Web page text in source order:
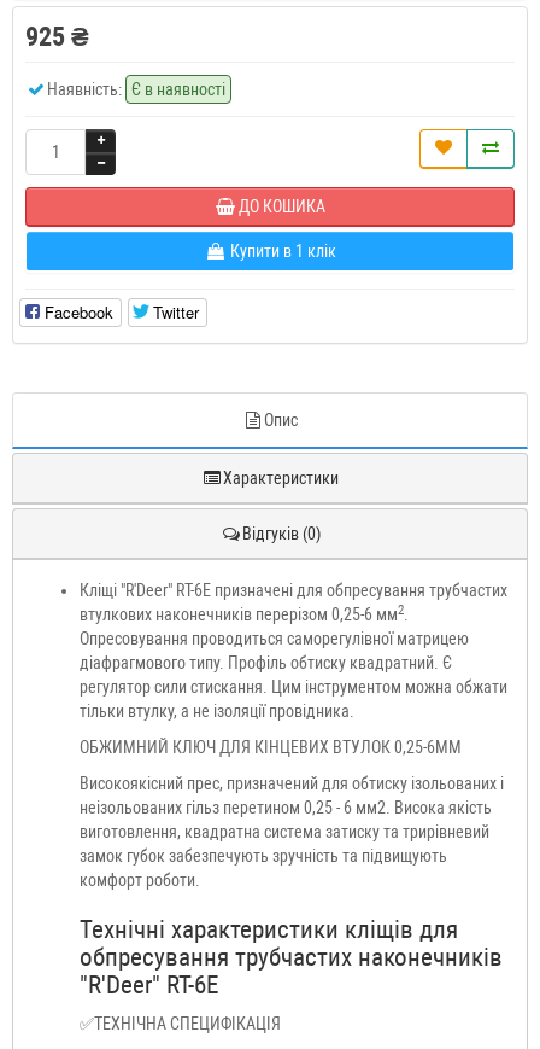
925 ₴
Наявність: Є в наявності
ДО КОШИКА
Купити в 1 клік
Facebook Twitter
Опис
Характеристики
Відгуків (0)
Кліщі "R'Deer" RT-6E призначені для обпресування трубчастих
втулкових наконечників перерізом 0,25-6 мм2
Опресовування проводиться саморегулівної матрицею
діафрагмового типу. Профіль обтиску квадратний. Є
регулятор сили стискання. Цим інструментом можна обжати
тільки втулку, а не ізоляції провідника.
ОБЖИМНИЙ КЛЮЧ ДЛЯ КІНЦЕВИХ ВТУЛОК 0,25-6ММ
Високоякісний прес, призначений для обтиску ізольованих і
неізольованих гільз перетином 0,25 - 6 мм2. Висока якість
виготовлення, квадратна система затиску та трирівневий
замок губок забезпечують зручність та підвищують
комфорт роботи.
Технічні характеристики кліщів для
обпресування трубчастих наконечників
"R'Deer" RT-6E
✅ТЕХНІЧНА СПЕЦИФІКАЦІЯ